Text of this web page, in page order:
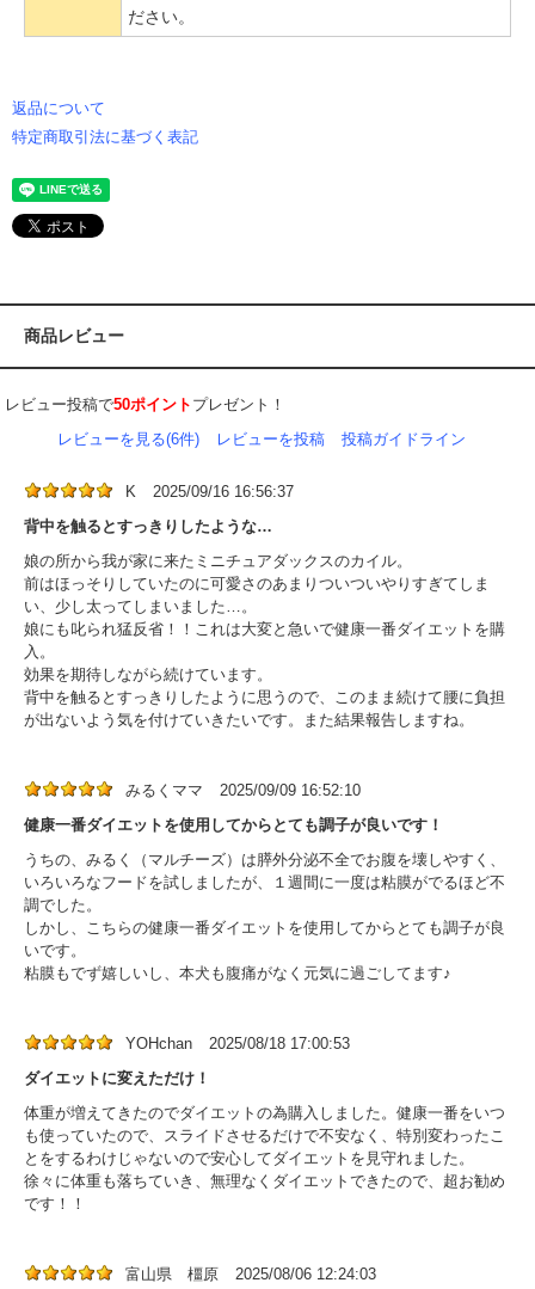
ださい。
返品について
特定商取引法に基づく表記
商品レビュー
レビュー投稿で50ポイント プレゼント！
レビューを見る(6件)
レビューを投稿 投稿ガイドライン
K
2025/09/16 16:56:37
背中を触るとすっきりしたような…
娘の所から我が家に来たミニチュアダックスのカイル。
前はほっそりしていたのに可愛さのあまりついついやりすぎてしま
い、少し太ってしまいました…。
娘にも叱られ猛反省！！これは大変と急いで健康一番ダイエットを購
入。
効果を期待しながら続けています。
背中を触るとすっきりしたように思うので、このまま続けて腰に負担
が出ないよう気を付けていきたいです。また結果報告しますね。
みるくママ
2025/09/09 16:52:10
健康一番ダイエットを使用してからとても調子が良いです！
うちの、みるく（マルチーズ）は膵外分泌不全でお腹を壊しやすく、
いろいろなフードを試しましたが、１週間に一度は粘膜がでるほど不
調でした。
しかし、こちらの健康一番ダイエットを使用してからとても調子が良
いです。
粘膜もでず嬉しいし、本犬も腹痛がなく元気に過ごしてます♪
YOHchan
2025/08/18 17:00:53
ダイエットに変えただけ！
体重が増えてきたのでダイエットの為購入しました。健康一番をいつ
も使っていたので、スライドさせるだけで不安なく、特別変わったこ
とをするわけじゃないので安心してダイエットを見守れました。
徐々に体重も落ちていき、無理なくダイエットできたので、超お勧め
です！！
富山県 橿原
2025/08/06 12:24:03